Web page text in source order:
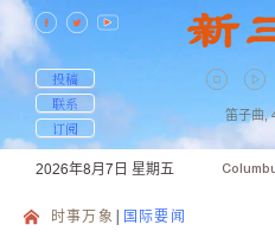
投稿
联系
订阅
笛子曲,
2026年8月7日 星期五
时事万象 国际要闻